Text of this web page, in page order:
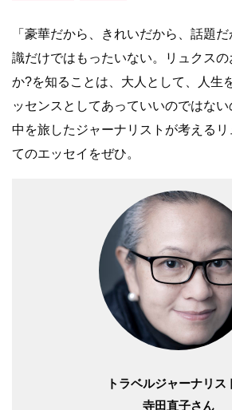
「豪華だから、きれいだから、話題
識だけではもったいない。リュクス
か?を知ることは、大人として、人生
ッセンスとしてあっていいのではな
中を旅したジャーナリストが考える
てのエッセイをぜひ。
トラベルジャーナリ
寺田直子さん